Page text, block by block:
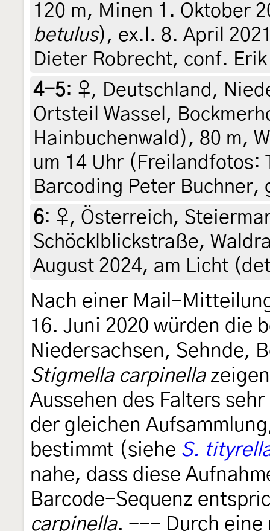
120 m, Minen 1. Oktober
betulus), ex.l. 8. April
Dieter Robrecht, conf.
4-5: ♀, Deutschland,
Ortsteil Wassel,
Hainbuchenwald), 80 m,
um 14 Uhr (Freilandfotos:
Barcoding Peter Buchner,
6: ♀, Österreich,
Schöcklblickstraße,
August 2024, am Licht
Nach einer Mail-
16. Juni 2020 würden die
Niedersachsen, Sehnde,
Stigmella carpinella
Aussehen des Falters
der gleichen
bestimmt (siehe S.
nahe, dass diese
Barcode-Sequenz
carpinella. --- Durch eine